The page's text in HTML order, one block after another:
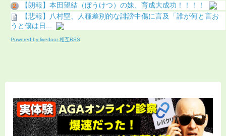
【朗報】本田望結（ぼうけつ）の妹、育成大成功！！！！
【悲報】八村塁、人種差別的な誹謗中傷に言及「誰が何と言お
うと僕は日...
Powered by livedoor 相互RSS